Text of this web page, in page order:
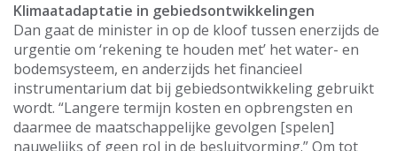
Klimaatadaptatie in gebiedsontwikkelingen
Dan gaat de minister in op de kloof tussen enerzijds de
urgentie om ‘rekening te houden met’ het water- en
bodemsysteem, en anderzijds het financieel
instrumentarium dat bij gebiedsontwikkeling gebruikt
wordt. “Langere termijn kosten en opbrengsten en
daarmee de maatschappelijke gevolgen [spelen]
nauwelijks of geen rol in de besluitvorming.” Om tot